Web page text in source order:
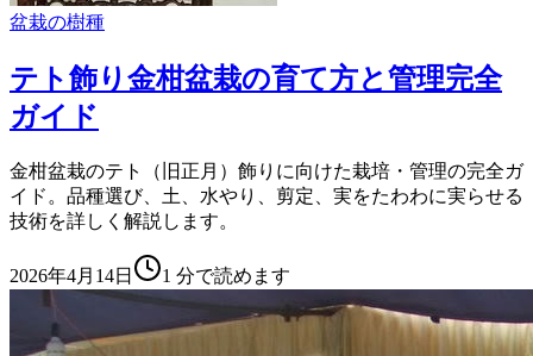
盆栽の樹種
テト飾り金柑盆栽の育て方と管理完全
ガイド
金柑盆栽のテト（旧正月）飾りに向けた栽培・管理の完全ガ
イド。品種選び、土、水やり、剪定、実をたわわに実らせる
技術を詳しく解説します。
2026年4月14日 1 分で読めます